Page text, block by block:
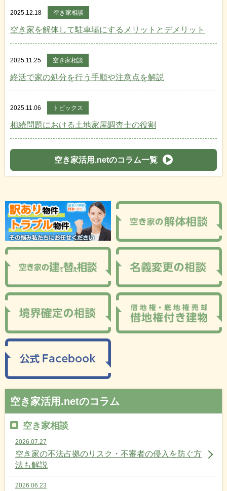
2025.12.18 空き家相談
空き家を解体して駐車場にするメリットとデメリット
2025.11.25 空き家相談
終活で家の処分を行う手順や注意点を解説
2025.11.06 トピックス
相続問題における土地家屋調査士の役割
空き家活用.netのコラム一覧
空き家活用.netのコラム
空き家相談
2026.07.27
空き家の不法占拠のリスク・不審者の侵入を防ぐ方
法も解説
2026.06.23